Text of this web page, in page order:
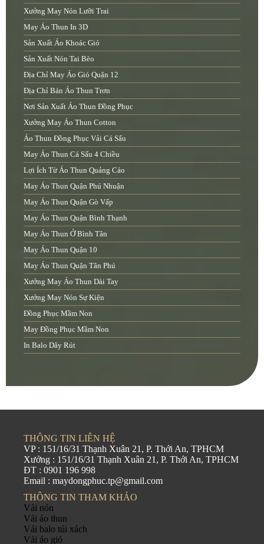
Xưởng May Nón Lưỡi Trai
May Áo Thun In 3D
Sản Xuất Áo Khoác Gió
Sản Xuất Nón Tai Bèo
Địa Chỉ May Áo Gió Quận 12
Địa Chỉ Bán Áo Thun Trơn
Nơi Sản Xuất Áo Thun Đồng Phục
Xưởng May Áo Thun Cotton
Áo Thun Đồng Phục Vải Cá Sấu
May Áo Thun Cá Sấu 4 Chiều
Lợi Ích Từ Áo Thun Quảng Cáo
May Áo Thun Quận Phú Nhuận
May Áo Thun Quận Gò Vấp
May Áo Thun Quận Bình Thạnh
May Áo Thun Ở Bình Tân
May Áo Thun Quận 10
May Áo Thun Quận Tân Phú
Xưởng May Áo Thun Dài Tay
Xưởng May Nón Sự Kiện
Đồng Phục Mầm Non
May Đồng Phục Mầm Non
In Balo Dây Rút
THÔNG TIN LIÊN HỆ
VP : 151/16/31 Thạnh Xuân 21, P. Thới An, TPHCM
Xưởng : 151/16/31 Thạnh Xuân 21, P. Thới An, TPHCM
ĐT : 0901 196 998
Email : maydongphuc.tp@gmail.com
THÔNG TIN THAM KHẢO
Vải nón
Vải áo thun
Vải balo túi xách
Vải áo gió